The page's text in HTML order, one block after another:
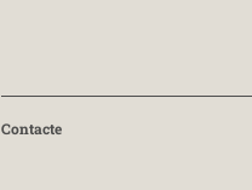
Contacte